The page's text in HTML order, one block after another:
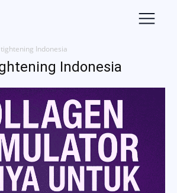
Indonesia
Indonesia